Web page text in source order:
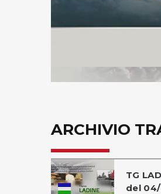
ARCHIVIO
TG
del